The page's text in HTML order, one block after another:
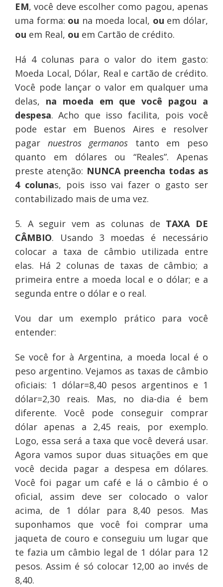
EM, você deve escolher como pagou, apenas
uma forma: ou na moeda local, ou em dólar,
ou em Real, ou em Cartão de crédito.
Há 4 colunas para o valor do item gasto:
Moeda Local, Dólar, Real e cartão de crédito.
Você pode lançar o valor em qualquer uma
delas, na moeda em que você pagou a
despesa. Acho que isso facilita, pois você
pode estar em Buenos Aires e resolver
pagar nuestrosgermanos tanto em peso
quanto em dólares ou “Reales”. Apenas
preste atenção: NUNCA preencha todas as
4 colunas, pois isso vai fazer o gasto ser
contabilizado mais de uma vez.
5. A seguir vem as colunas de TAXA DE
CÂMBIO. Usando 3 moedas é necessário
colocar a taxa de câmbio utilizada entre
elas. Há 2 colunas de taxas de câmbio; a
primeira entre a moeda local e o dólar; e a
segunda entre o dólar e o real.
Vou dar um exemplo prático para você
entender:
Se você for à Argentina, a moeda local é o
peso argentino. Vejamos as taxas de câmbio
oficiais: 1 dólar=8,40 pesos argentinos e 1
dólar=2,30 reais. Mas, no dia-dia é bem
diferente. Você pode conseguir comprar
dólar apenas a 2,45 reais, por exemplo.
Logo, essa será a taxa que você deverá usar.
Agora vamos supor duas situações em que
você decida pagar a despesa em dólares.
Você foi pagar um café e lá o câmbio é o
oficial, assim deve ser colocado o valor
acima, de 1 dólar para 8,40 pesos. Mas
suponhamos que você foi comprar uma
jaqueta de couro e conseguiu um lugar que
te fazia um câmbio legal de 1 dólar para 12
pesos. Assim é só colocar 12,00 ao invés de
8,40.